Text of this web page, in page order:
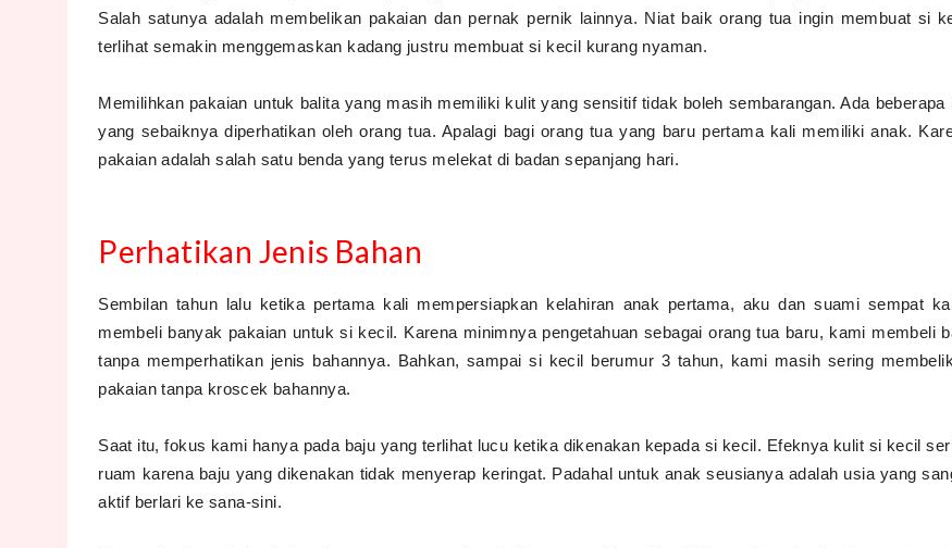
Salah satunya adalah membelikan pakaian dan pernak pernik lainnya. Niat baik orang tua ingin membuat si
terlihat semakin menggemaskan kadang justru membuat si kecil kurang nyaman.
Memilihkan pakaian untuk balita yang masih memiliki kulit yang sensitif tidak boleh sembarangan. Ada beberapa
yang sebaiknya diperhatikan oleh orang tua. Apalagi bagi orang tua yang baru pertama kali memiliki anak.
pakaian adalah salah satu benda yang terus melekat di badan sepanjang hari.
Perhatikan Jenis Bahan
Sembilan tahun lalu ketika pertama kali mempersiapkan kelahiran anak pertama, aku dan suami sempat
membeli banyak pakaian untuk si kecil. Karena minimnya pengetahuan sebagai orang tua baru, kami membeli
tanpa memperhatikan jenis bahannya. Bahkan, sampai si kecil berumur 3 tahun, kami masih sering
pakaian tanpa kroscek bahannya.
Saat itu, fokus kami hanya pada baju yang terlihat lucu ketika dikenakan kepada si kecil. Efeknya kulit si kecil
ruam karena baju yang dikenakan tidak menyerap keringat. Padahal untuk anak seusianya adalah usia yang
aktif berlari ke sana-sini.